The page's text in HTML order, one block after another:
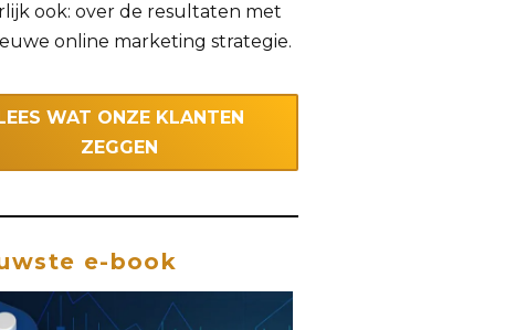
ook: over de resultaten met
online marketing strategie.
WAT ONZE KLANTEN
ZEGGEN
e-book